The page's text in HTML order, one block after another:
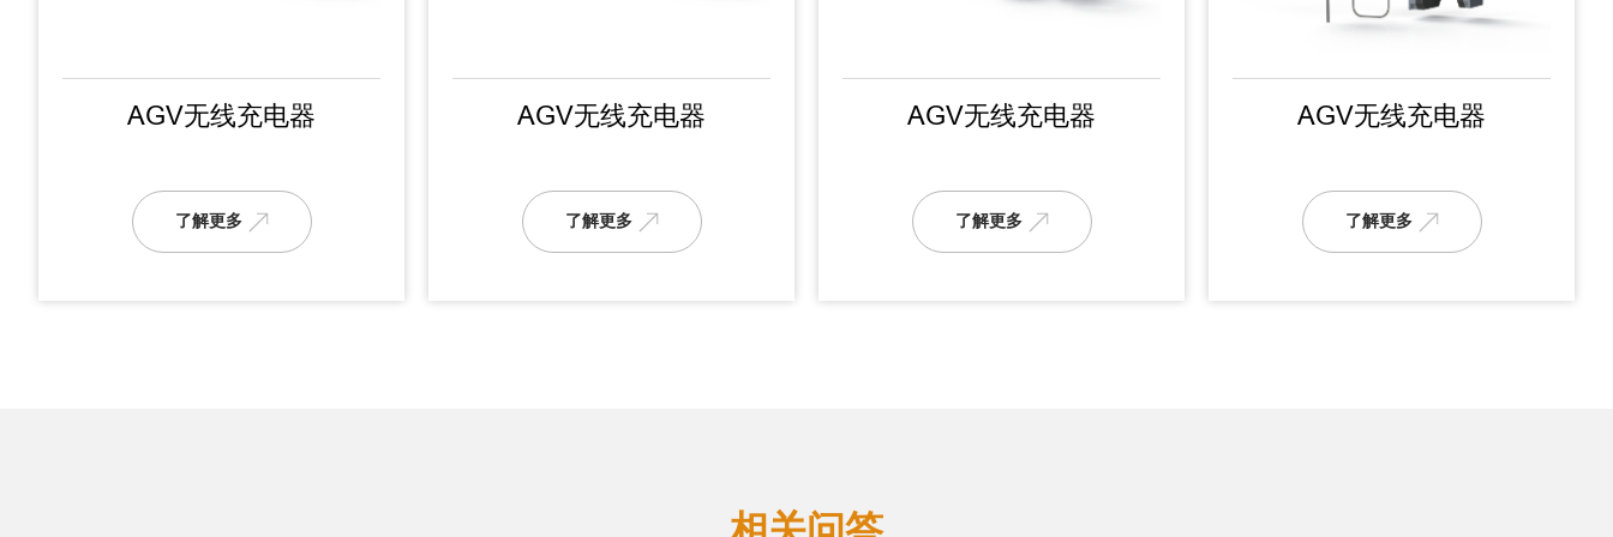
AGV无线充电器
了解更多
AGV无线充电器
了解更多
AGV无线充电器
了解更多
AGV无线充电器
了解更多